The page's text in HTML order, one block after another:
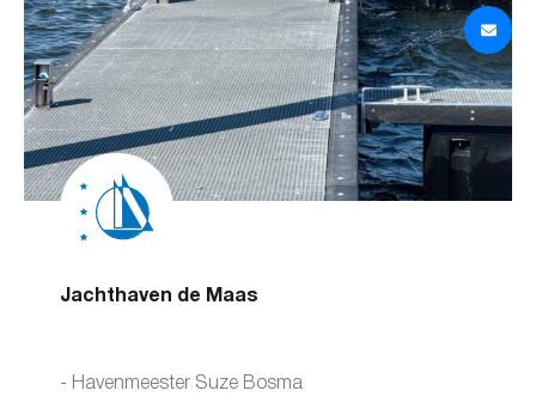
Jachthaven de Maas
- Havenmeester Suze Bosma